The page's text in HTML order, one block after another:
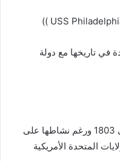
في تاريخها مع دولة
ظلت الحرب طوال سنوات 1801 وحتى 1803 ورغم نشاطها على
المتحدة الأمريكية